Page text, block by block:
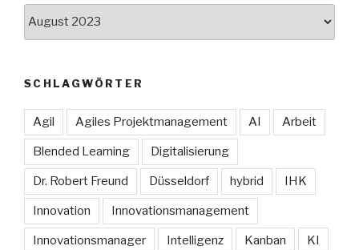
SCHLAGWÖRTER
Agil Agiles Projektmanagement AI Arbeit
Blended Learning Digitalisierung
Dr. Robert Freund Düsseldorf hybrid IHK
Innovation Innovationsmanagement
Innovationsmanager Intelligenz Kanban KI